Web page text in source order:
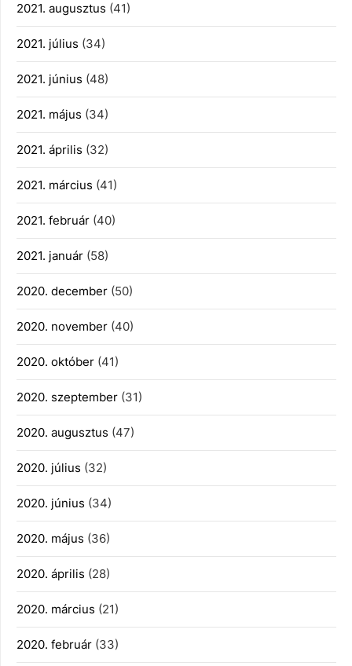
2021. augusztus (41)
2021. július (34)
2021. június (48)
2021. május (34)
2021. április (32)
2021. március (41)
2021. február (40)
2021. január (58)
2020. december (50)
2020. november (40)
2020. október (41)
2020. szeptember (31)
2020. augusztus (47)
2020. július (32)
2020. június (34)
2020. május (36)
2020. április (28)
2020. március (21)
2020. február (33)